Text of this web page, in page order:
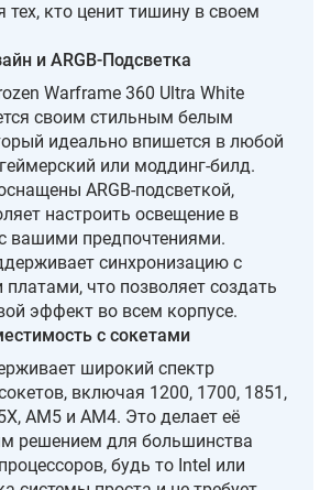
тех, кто ценит тишину в своем
и ARGB-Подсветка
Warframe 360 Ultra White
своим стильным белым
идеально впишется в любой
или моддинг-билд.
ARGB-подсветкой,
настроить освещение в
вашими предпочтениями.
синхронизацию с
что позволяет создать
эффект во всем корпусе.
с сокетами
широкий спектр
включая 1200, 1700, 1851,
AM5 и AM4. Это делает её
решением для большинства
будь то Intel или